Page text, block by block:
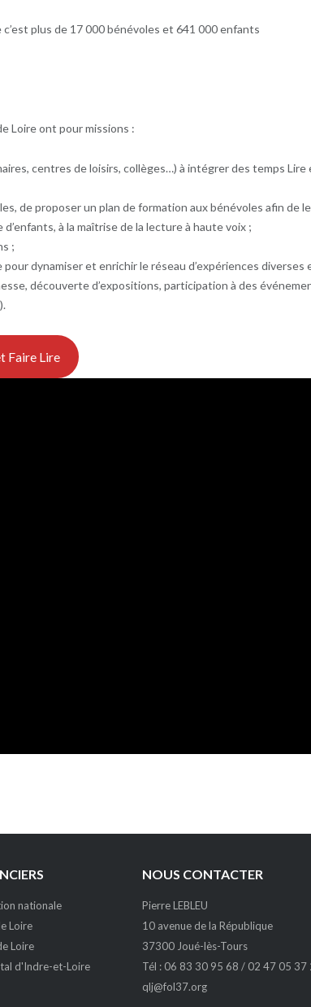
c’est plus de 17 000 bénévoles et 641 000 enfants
Loire ont pour missions :
centres de loisirs, collèges…) à intégrer des temps Lire
de proposer un plan de formation aux bénévoles afin de
à la maîtrise de la lecture à haute voix ;
;
dynamiser et enrichir le réseau d’expériences diverses
découverte d’expositions, participation à des
Faire Lire
nationale
Loire
Loire
d'Indre-et-Loire
NOUS CONTACTER
Pierre LEBLEU
10 avenue de la République
37300 Joué-lès-Tours
Tél : 06 83 30 95 68 / 02 47 05 37
qlj@fol37.org